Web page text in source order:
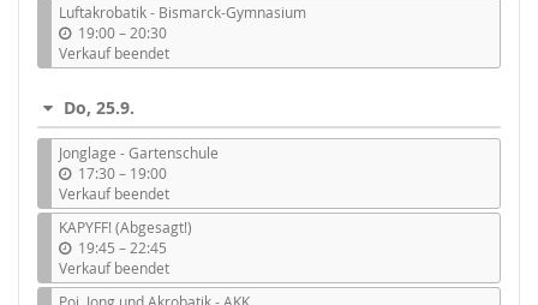
Luftakrobatik - Bismarck-Gymnasium
19:00–b
i
s
20:30
Verkauf beendet
Do, 25.9.
Jonglage - Gartenschule
17:30–b
i
s
19:00
Verkauf beendet
KAPYFF! (Abgesagt!)
19:45 –b
i
s
22:45
Verkauf beendet
Poi, Jong und Akrobatik - AKK